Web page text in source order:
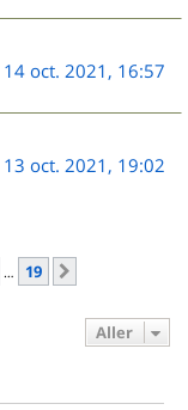
14 oct. 2021, 16:57
13 oct. 2021, 19:02
… 19
Aller